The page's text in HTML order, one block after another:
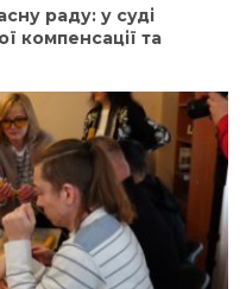
раду: у суді
компенсації та